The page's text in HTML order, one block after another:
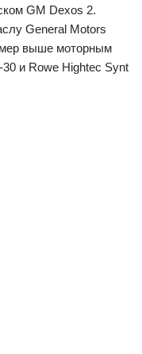
GM Dexos 2.
General Motors
выше моторным
и Rowe Hightec Synt